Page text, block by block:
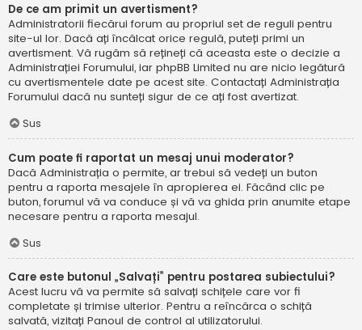
De ce am primit un avertisment?
Administratorii fiecărui forum au propriul set de reguli pentru
site-ul lor. Dacă ați încălcat orice regulă, puteți primi un
avertisment. Vă rugăm să rețineți că aceasta este o decizie a
Administrației Forumului, iar phpBB Limited nu are nicio legătură
cu avertismentele date pe acest site. Contactați Administrația
Forumului dacă nu sunteți sigur de ce ați fost avertizat.
Sus
Cum poate fi raportat un mesaj unui moderator?
Dacă Administrația o permite, ar trebui să vedeți un buton
pentru a raporta mesajele în apropierea ei. Făcând clic pe
buton, forumul vă va conduce și vă va ghida prin anumite etape
necesare pentru a raporta mesajul.
Sus
Care este butonul „Salvați” pentru postarea subiectului?
Acest lucru vă va permite să salvați schițele care vor fi
completate și trimise ulterior. Pentru a reîncărca o schiță
salvată, vizitați Panoul de control al utilizatorului.